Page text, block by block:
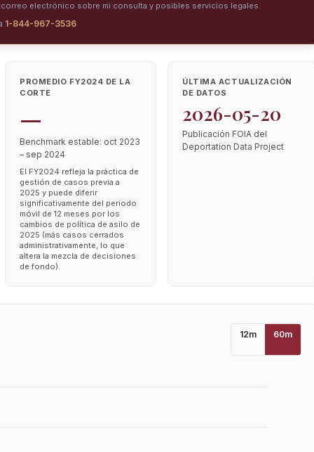
correo electrónico sobre mi consulta y posibles servicios legales.
1-844-967-3536
PROMEDIO FY2024 DE LA
CORTE
—
Benchmark estable: oct 2023
– sep 2024
El FY2024 refleja la práctica de
gestión de casos previa a
2025 y puede diferir
significativamente del periodo
móvil de 12 meses por los
cambios de política de asilo de
2025 (más casos cerrados
administrativamente, lo que
altera la mezcla de decisiones
de fondo).
ÚLTIMA ACTUALIZACIÓN
DE DATOS
2026-05-20
Publicación FOIA del
Deportation Data Project
12m 60m